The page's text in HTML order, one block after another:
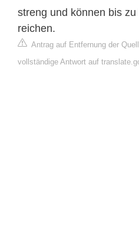
streng und können bis
reichen.
Antrag auf Entfernung der
vollständige Antwort auf